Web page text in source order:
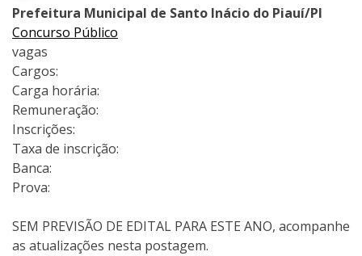
Prefeitura Municipal de Santo Inácio do Piauí/PI
Concurso Público
vagas
Cargos:
Carga horária:
Remuneração:
Inscrições:
Taxa de inscrição:
Banca:
Prova:
SEM PREVISÃO DE EDITAL PARA ESTE ANO, acompanhe
as atualizações nesta postagem.